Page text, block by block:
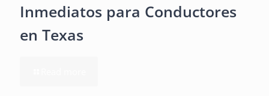
Inmediatos para Conductores
en Texas